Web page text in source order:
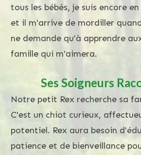
tous les bébés, je suis encore
et il m'arrive de mordiller
ne demande qu'à apprendre
famille qui m'aimera.
Ses Soigneurs
Notre petit Rex recherche sa
C'est un chiot curieux,
potentiel. Rex aura besoin
patience et de bienveillance